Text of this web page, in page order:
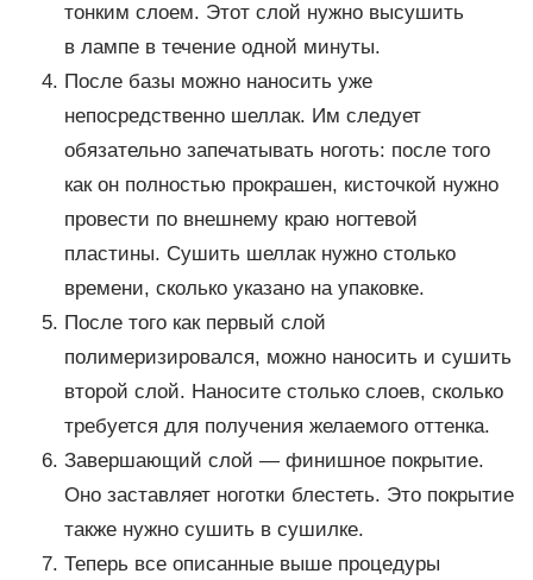
тонким слоем. Этот слой нужно высушить
в лампе в течение одной минуты.
После базы можно наносить уже
непосредственно шеллак. Им следует
обязательно запечатывать ноготь: после того
как он полностью прокрашен, кисточкой нужно
провести по внешнему краю ногтевой
пластины. Сушить шеллак нужно столько
времени, сколько указано на упаковке.
После того как первый слой
полимеризировался, можно наносить и сушить
второй слой. Наносите столько слоев, сколько
требуется для получения желаемого оттенка.
Завершающий слой — финишное покрытие.
Оно заставляет ноготки блестеть. Это покрытие
также нужно сушить в сушилке.
Теперь все описанные выше процедуры